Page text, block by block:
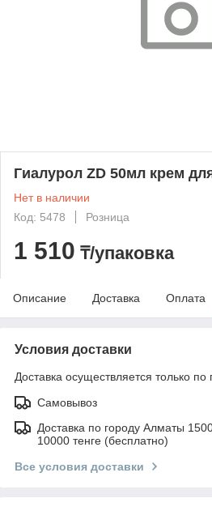
Гиалурол ZD 50мл крем
Нет в наличии
Код: 5478
Розница
1 510 ₸/упаковка
Описание Доставка Оплата
Условия доставки
Доставка осуществляется только по
Самовывоз
Доставка по городу Алматы
10000 тенге (бесплатно)
Все условия доставки